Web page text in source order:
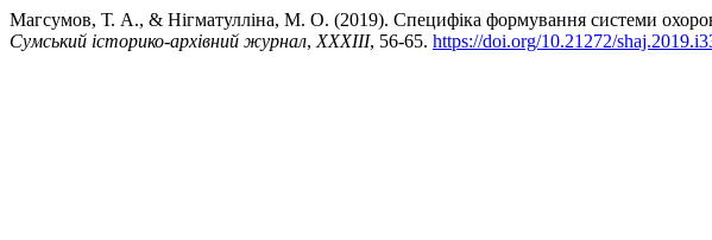
Магсумов, Т. А., & Нігматулліна, М. О. (2019). Специфіка формування системи
Сумський історико-архівний журнал, XXXIII, 56-65. https://doi.org/10.21272/